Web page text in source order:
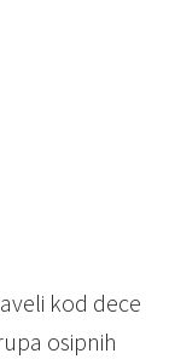
kod dece
osipnih